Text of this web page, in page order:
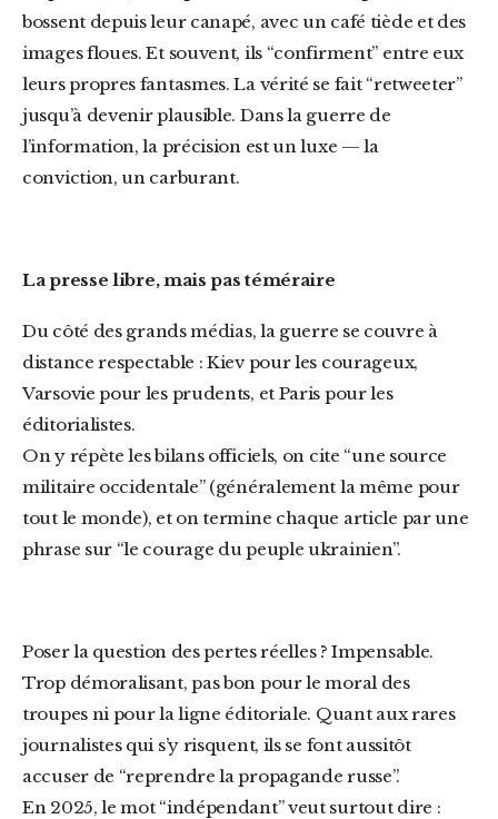
bossent depuis leur canapé, avec un café tiède et des
images floues. Et souvent, ils “confirment” entre eux
leurs propres fantasmes. La vérité se fait “retweeter”
jusqu’à devenir plausible. Dans la guerre de
l’information, la précision est un luxe — la
conviction, un carburant.
La presse libre, mais pas téméraire
Du côté des grands médias, la guerre se couvre à
distance respectable : Kiev pour les courageux,
Varsovie pour les prudents, et Paris pour les
éditorialistes.
On y répète les bilans officiels, on cite “une source
militaire occidentale” (généralement la même pour
tout le monde), et on termine chaque article par une
phrase sur “le courage du peuple ukrainien”.
Poser la question des pertes réelles ? Impensable.
Trop démoralisant, pas bon pour le moral des
troupes ni pour la ligne éditoriale. Quant aux rares
journalistes qui s’y risquent, ils se font aussitôt
accuser de “reprendre la propagande russe”.
En 2025, le mot “indépendant” veut surtout dire :